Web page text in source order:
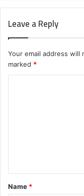
Leave a Reply
Your email address will
marked *
t
*
Name *